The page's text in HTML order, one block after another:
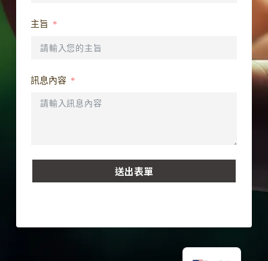
主旨
訊息內容
送出表單